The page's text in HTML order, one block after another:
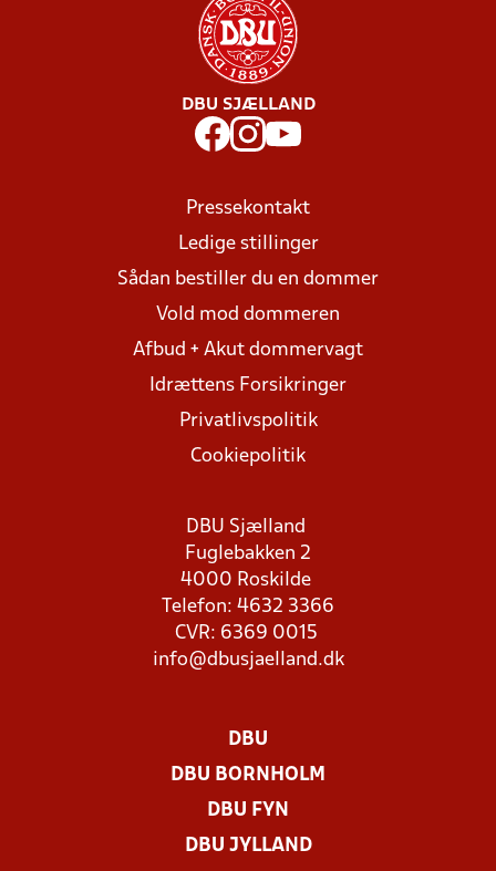
DBU SJÆLLAND
Pressekontakt
Ledige stillinger
Sådan bestiller du en dommer
Vold mod dommeren
Afbud + Akut dommervagt
Idrættens Forsikringer
Privatlivspolitik
Cookiepolitik
DBU Sjælland
Fuglebakken 2
4000 Roskilde
Telefon: 4632 3366
CVR: 6369 0015
info@dbusjaelland.dk
DBU
DBU BORNHOLM
DBU FYN
DBU JYLLAND